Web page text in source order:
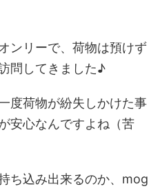
ンリーで、荷物は預けず
問してきました♪
度荷物が紛失しかけた事
安心なんですよね（苦
ち込み出来るのか、mog